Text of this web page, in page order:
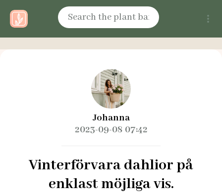
Johanna
2023-09-08 07:42
Vinterförvara dahlior på
enklast möjliga vis.